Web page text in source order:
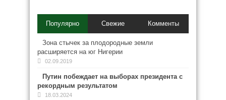
Популярно Свежие Комменты
Зона стычек за плодородные земли
расширяется на юг Нигерии
02.09.2019
Путин побеждает на выборах президента с
рекордным результатом
18.03.2024